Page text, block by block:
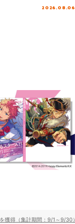
2026.08.06
獲得（集計期間：9/1～9/30）